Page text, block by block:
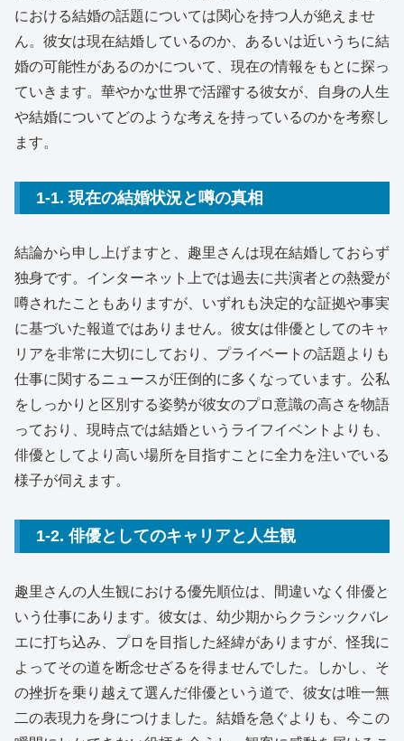
における結婚の話題については関心を持つ人が絶えませ
ん。彼女は現在結婚しているのか、あるいは近いうちに結
婚の可能性があるのかについて、現在の情報をもとに探っ
ていきます。華やかな世界で活躍する彼女が、自身の人生
や結婚についてどのような考えを持っているのかを考察し
ます。
1-1. 現在の結婚状況と噂の真相
結論から申し上げますと、趣里さんは現在結婚しておらず
独身です。インターネット上では過去に共演者との熱愛が
噂されたこともありますが、いずれも決定的な証拠や事実
に基づいた報道ではありません。彼女は俳優としてのキャ
リアを非常に大切にしており、プライベートの話題よりも
仕事に関するニュースが圧倒的に多くなっています。公私
をしっかりと区別する姿勢が彼女のプロ意識の高さを物語
っており、現時点では結婚というライフイベントよりも、
俳優としてより高い場所を目指すことに全力を注いでいる
様子が伺えます。
1-2. 俳優としてのキャリアと人生観
趣里さんの人生観における優先順位は、間違いなく俳優と
いう仕事にあります。彼女は、幼少期からクラシックバレ
エに打ち込み、プロを目指した経緯がありますが、怪我に
よってその道を断念せざるを得ませんでした。しかし、そ
の挫折を乗り越えて選んだ俳優という道で、彼女は唯一無
二の表現力を身につけました。結婚を急ぐよりも、今この